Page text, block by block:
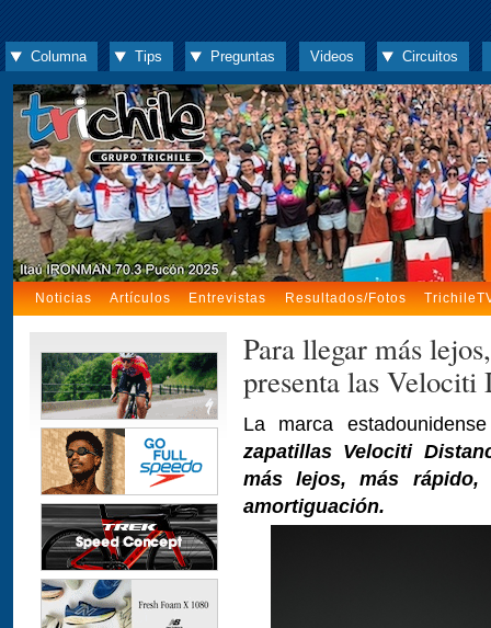
Columna Tips Preguntas Videos Circuitos
Noticias Artículos Entrevistas Resultados/Fotos
Para llegar más
presenta las Velociti
La marca
zapatillas Velociti
más lejos, más
amortiguación.